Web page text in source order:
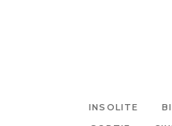
INSOLITE